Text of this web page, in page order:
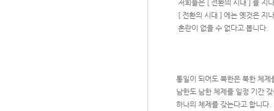
저희들은 [ 전환의 시대 ] 를 지
[ 전환의 시대 ] 에는 옛것은 지
혼란이 없을 수 없다고 봅니다.
통일이 되어도 북한은 북한 체제
남한도 남한 체제를 일정 기간 갖
하나의 체제를 갖는다고 합니다.